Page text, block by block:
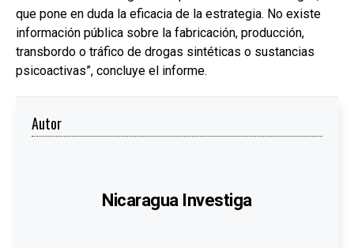
que pone en duda la eficacia de la estrategia. No existe
información pública sobre la fabricación, producción,
transbordo o tráfico de drogas sintéticas o sustancias
psicoactivas”, concluye el informe.
Autor
Nicaragua Investiga